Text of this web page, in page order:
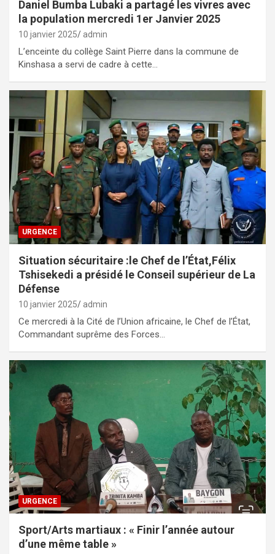
Daniel Bumba Lubaki a partagé les vivres avec
la population mercredi 1er Janvier 2025
10 janvier 2025 admin
L’enceinte du collège Saint Pierre dans la commune de
Kinshasa a servi de cadre à cette…
URGENCE
Situation sécuritaire :le Chef de l’État,Félix
Tshisekedi a présidé le Conseil supérieur de La
Défense
10 janvier 2025 admin
Ce mercredi à la Cité de l’Union africaine, le Chef de l’État,
Commandant suprême des Forces…
URGENCE
Sport/Arts martiaux : « Finir l’année autour
d’une même table »